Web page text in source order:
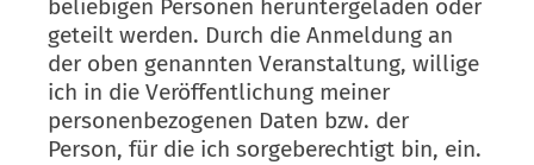
beliebigen Personen heruntergeladen oder
geteilt werden. Durch die Anmeldung an
der oben genannten Veranstaltung, willige
ich in die Veröffentlichung meiner
personenbezogenen Daten bzw. der
Person, für die ich sorgeberechtigt bin, ein.